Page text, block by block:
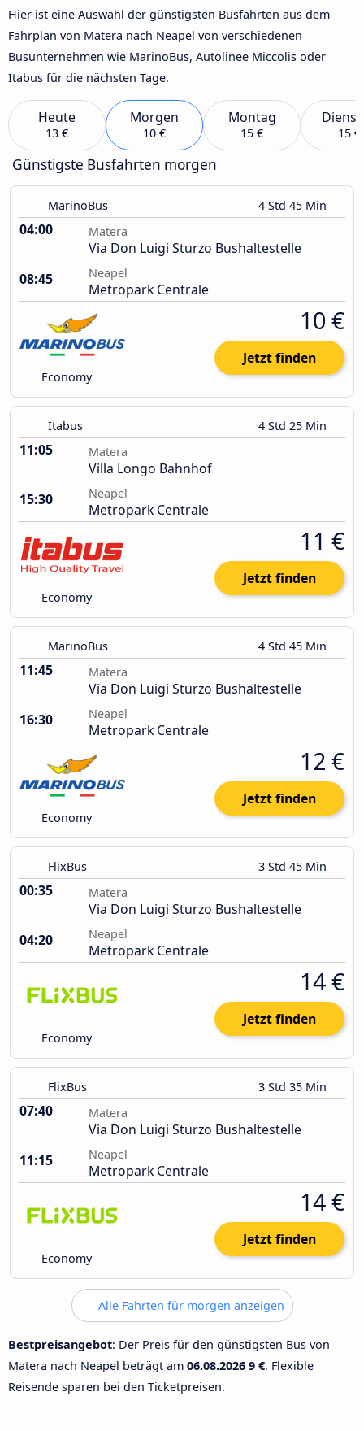
Hier ist eine Auswahl der günstigsten Busfahrten aus dem
Fahrplan von Matera nach Neapel von verschiedenen
Busunternehmen wie MarinoBus, Autolinee Miccolis oder
Itabus für die nächsten Tage.
Heute
13 €
Morgen
10 €
Montag
15 € 15 €
Günstigste Busfahrten morgen
MarinoBus 4 Std 45 Min
04:00 Matera
Via Don Luigi Sturzo Bushaltestelle
08:45
Neapel
Metropark Centrale
Economy
10 €
Jetzt finden
Itabus 4 Std 25 Min
11:05 Matera
Villa Longo Bahnhof
15:30
Neapel
Metropark Centrale
Economy
11 €
Jetzt finden
MarinoBus 4 Std 45 Min
11:45 Matera
Via Don Luigi Sturzo Bushaltestelle
16:30
Neapel
Metropark Centrale
Economy
12 €
Jetzt finden
FlixBus 3 Std 45 Min
00:35 Matera
Via Don Luigi Sturzo Bushaltestelle
04:20
Neapel
Metropark Centrale
Economy
14 €
Jetzt finden
FlixBus 3 Std 35 Min
07:40 Matera
Via Don Luigi Sturzo Bushaltestelle
11:15
Neapel
Metropark Centrale
Economy
14 €
Jetzt finden
Alle Fahrten für morgen anzeigen
Bestpreisangebot: Der Preis für den günstigsten Bus von
Matera nach Neapel beträgt am 06.08.2026 9 €. Flexible
Reisende sparen bei den Ticketpreisen.